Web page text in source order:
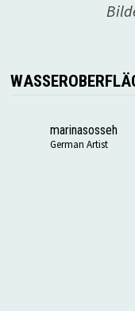
marinasosseh
German Artist